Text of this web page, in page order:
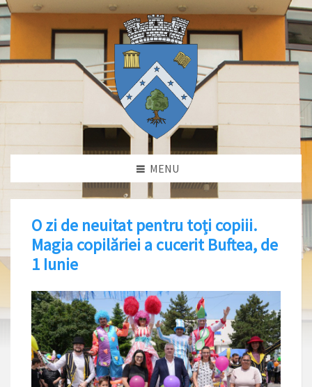
MENU
O zi de neuitat pentru toți copiii.
Magia copilăriei a cucerit Buftea, de
1 Iunie